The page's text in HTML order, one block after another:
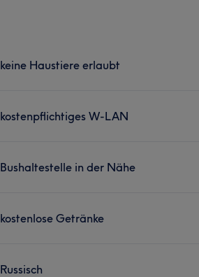
keine Haustiere erlaubt
kostenpflichtiges W-LAN
Bushaltestelle in der Nähe
kostenlose Getränke
Russisch